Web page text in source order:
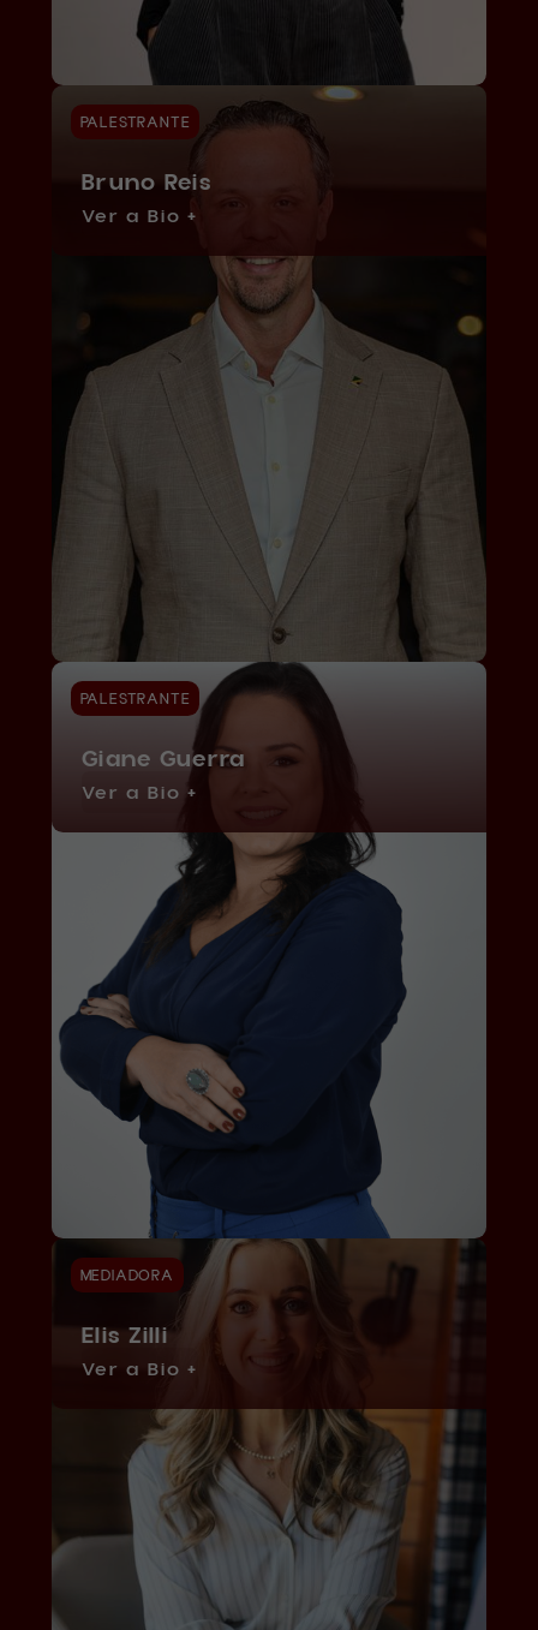
Bruno Reis
Ver a Bio +
PALESTRANTE
Giane Guerra
Ver a Bio +
PALESTRANTE
Elis Zilli
Ver a Bio +
MEDIADORA